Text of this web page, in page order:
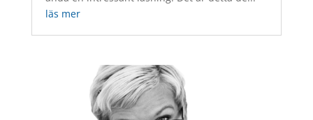
läs mer